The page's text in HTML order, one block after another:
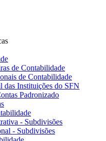
de Contabilidade
de Contabilidade
Instituições do SFN
Padronizado
- Subdivisões
- Subdivisões